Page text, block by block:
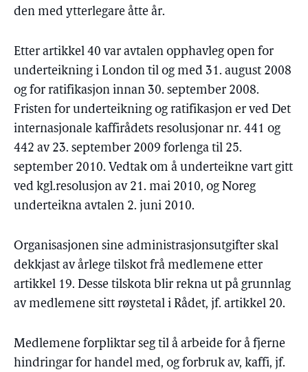
den med ytterlegare åtte år.
Etter artikkel 40 var avtalen opphavleg open for
underteikning i London til og med 31. august 2008
og for ratifikasjon innan 30. september 2008.
Fristen for underteikning og ratifikasjon er ved Det
internasjonale kaffirådets resolusjonar nr. 441 og
442 av 23. september 2009 forlenga til 25.
september 2010. Vedtak om å underteikne vart gitt
ved kgl.resolusjon av 21. mai 2010, og Noreg
underteikna avtalen 2. juni 2010.
Organisasjonen sine administrasjonsutgifter skal
dekkjast av årlege tilskot frå medlemene etter
artikkel 19. Desse tilskota blir rekna ut på grunnlag
av medlemene sitt røystetal i Rådet, jf. artikkel 20.
Medlemene forpliktar seg til å arbeide for å fjerne
hindringar for handel med, og forbruk av, kaffi, jf.